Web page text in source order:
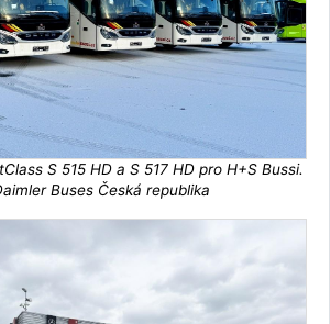
S 515 HD a S 517 HD pro H+S Bussi.
Buses Česká republika